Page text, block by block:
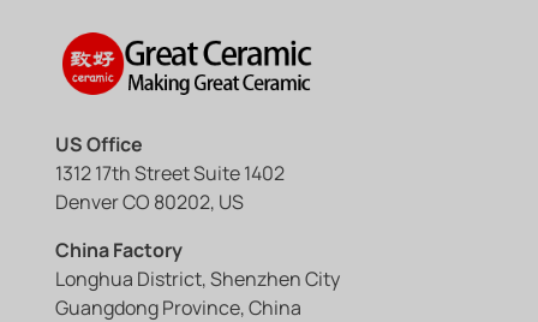
US Office
1312 17th Street Suite 1402
Denver CO 80202, US
China Factory
Longhua District, Shenzhen City
Guangdong Province, China